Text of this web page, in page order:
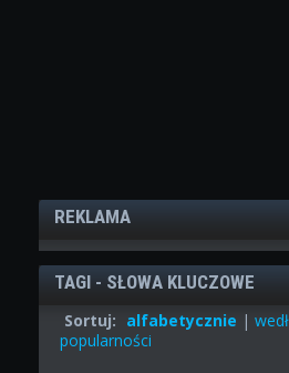
REKLAMA
TAGI - SŁOWA KLUCZOWE
Sortuj: alfabetycznie |
popularności